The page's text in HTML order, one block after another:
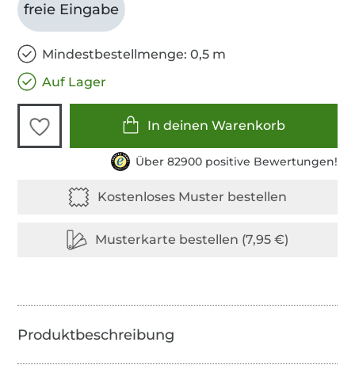
freie Eingabe
Mindestbestellmenge: 0,5 m
Auf Lager
In deinen Warenkorb
Über 82900 positive Bewertungen!